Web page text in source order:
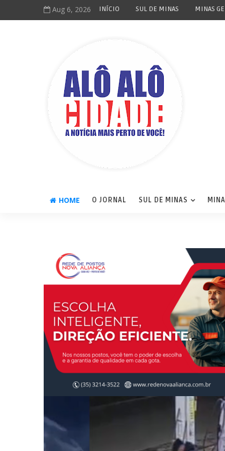
Aug 6, 2026 INÍCIO SUL DE MINAS MINAS
HOME O JORNAL SUL DE MINAS